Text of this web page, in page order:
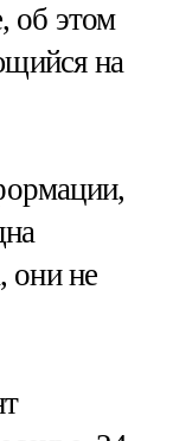
об этом
на
они не